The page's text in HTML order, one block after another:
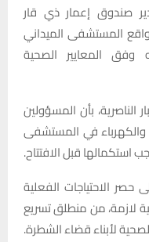
صندوق إعمار ذي قار
المستشفى الميداني
وفق المعايير الصحية
الناصرية، بأن المسؤولين
والكهرباء في المستشفى
استكمالها قبل الافتتاح.
الاحتياجات الفعلية
لازمة، من منطلق تسريع
لأبناء قضاء الشطرة.